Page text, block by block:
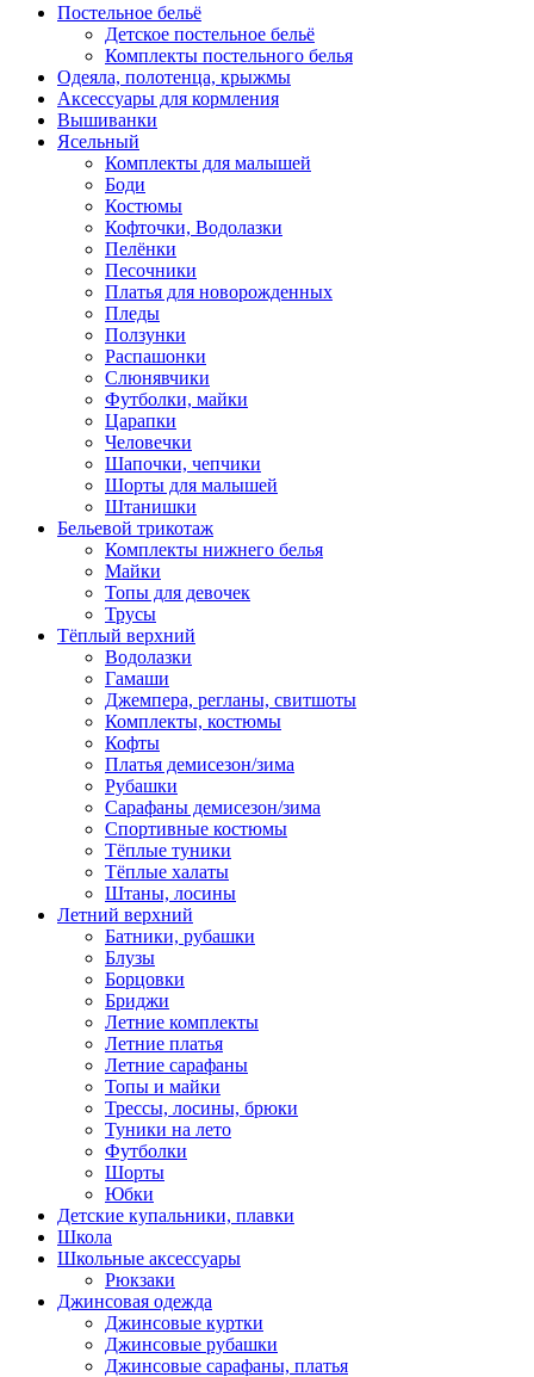
Постельное бельё
Детское постельное бельё
Комплекты постельного белья
Одеяла, полотенца, крыжмы
Аксессуары для кормления
Вышиванки
Ясельный
Комплекты для малышей
Боди
Костюмы
Кофточки, Водолазки
Пелёнки
Песочники
Платья для новорожденных
Пледы
Ползунки
Распашонки
Слюнявчики
Футболки, майки
Царапки
Человечки
Шапочки, чепчики
Шорты для малышей
Штанишки
Бельевой трикотаж
Комплекты нижнего белья
Майки
Топы для девочек
Трусы
Тёплый верхний
Водолазки
Гамаши
Джемпера, регланы, свитшоты
Комплекты, костюмы
Кофты
Платья демисезон/зима
Рубашки
Сарафаны демисезон/зима
Спортивные костюмы
Тёплые туники
Тёплые халаты
Штаны, лосины
Летний верхний
Батники, рубашки
Блузы
Борцовки
Бриджи
Летние комплекты
Летние платья
Летние сарафаны
Топы и майки
Трессы, лосины, брюки
Туники на лето
Футболки
Шорты
Юбки
Детские купальники, плавки
Школа
Школьные аксессуары
Рюкзаки
Джинсовая одежда
Джинсовые куртки
Джинсовые рубашки
Джинсовые сарафаны, платья